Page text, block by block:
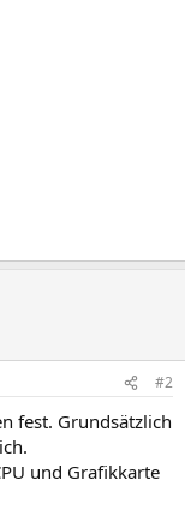
#2
fest. Grundsätzlich
und Grafikkarte